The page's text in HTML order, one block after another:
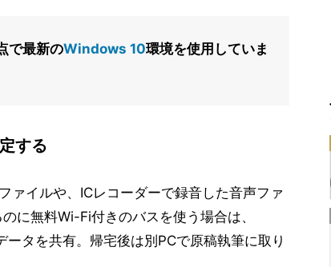
で最新のWindows 10環境を使用していま
する
ァイルや、ICレコーダーで録音した音声ファ
に無料Wi-Fi付きのバスを使う場合は、
タを共有。帰宅後は別PCで原稿執筆に取り